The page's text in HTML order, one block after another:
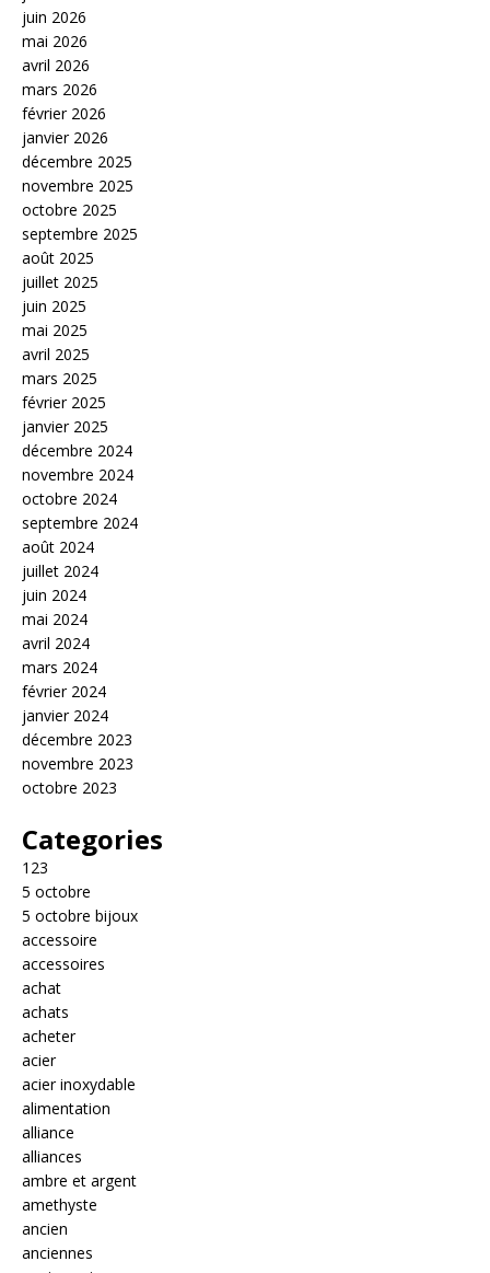
juin 2026
mai 2026
avril 2026
mars 2026
février 2026
janvier 2026
décembre 2025
novembre 2025
octobre 2025
septembre 2025
août 2025
juillet 2025
juin 2025
mai 2025
avril 2025
mars 2025
février 2025
janvier 2025
décembre 2024
novembre 2024
octobre 2024
septembre 2024
août 2024
juillet 2024
juin 2024
mai 2024
avril 2024
mars 2024
février 2024
janvier 2024
décembre 2023
novembre 2023
octobre 2023
Categories
123
5 octobre
5 octobre bijoux
accessoire
accessoires
achat
achats
acheter
acier
acier inoxydable
alimentation
alliance
alliances
ambre et argent
amethyste
ancien
anciennes